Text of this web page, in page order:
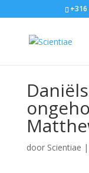
+316
door Scientiae |